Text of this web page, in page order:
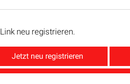
neu registrieren.
Jetzt neu registrieren